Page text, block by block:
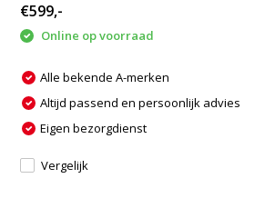
€599,-
Online op voorraad
Alle bekende A-merken
Altijd passend en persoonlijk advies
Eigen bezorgdienst
Vergelijk